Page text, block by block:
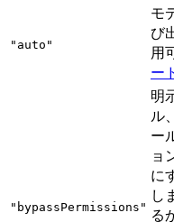
"auto"
モ
び
用
ー
"bypassPermissions"
明
ル
ー
ョ
に
し
る